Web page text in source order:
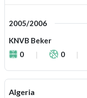
2005/2006
KNVB Beker
0
0
Algeria